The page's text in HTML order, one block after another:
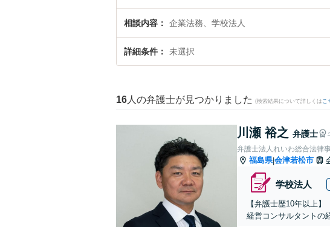
相談内容 企業法務、学校法人
詳細条件 未選択
16 人の弁護士が見つかりました (検索結果について詳しくは こ
川瀬 裕之 弁護士
弁護士法人れいわ総合法律
福島県|会津若松市
学校法人
【弁護士歴10年以上
経営コンサルタントの